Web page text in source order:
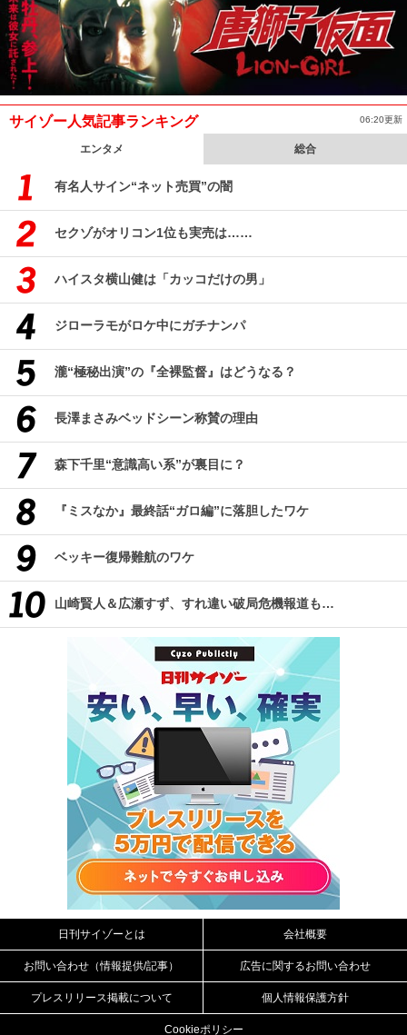
サイゾー人気記事ランキング 06:20更新
エンタメ 総合
有名人サイン“ネット売買”の闇
セクゾがオリコン1位も実売は……
ハイスタ横山健は「カッコだけの男」
ジローラモがロケ中にガチナンパ
瀧“極秘出演”の『全裸監督』はどうなる？
長澤まさみベッドシーン称賛の理由
森下千里“意識高い系”が裏目に？
『ミスなか』最終話“ガロ編”に落胆したワケ
ベッキー復帰難航のワケ
山崎賢人＆広瀬すず、すれ違い破局危機報道も…
日刊サイゾーとは 会社概要
お問い合わせ（情報提供/記事） 広告に関するお問い合わせ
プレスリリース掲載について 個人情報保護方針
Cookieポリシー